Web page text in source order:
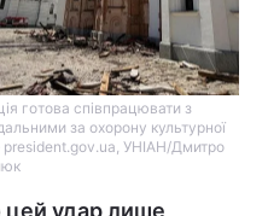
готова співпрацювати з
за охорону культурної
УНІАН/Дмитро
удар лише